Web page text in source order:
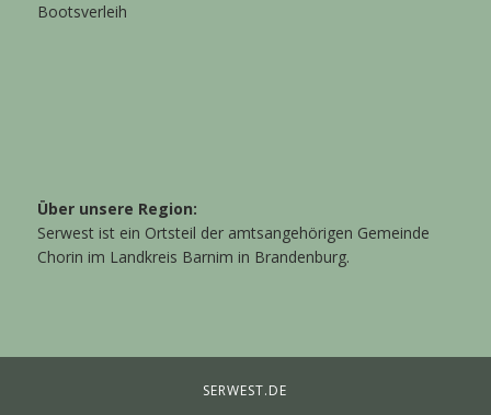
Bootsverleih
Über unsere Region:
Serwest ist ein Ortsteil der amtsangehörigen Gemeinde
Chorin im Landkreis Barnim in Brandenburg.
SERWEST.DE